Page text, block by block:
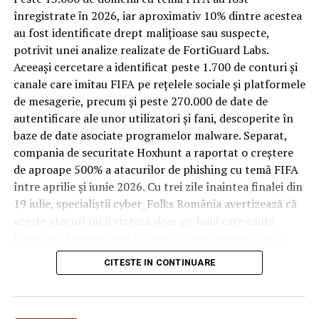
trece printr-un ciclu de utilizare intensă: oaspeți diferiți,
bagaje trase pe roți, curățenie zilnică, uneori mai multe
rezervări consecutive în aceeași săptămână. Această
frecvență ridicată de utilizare pune presiune reală pe
orice suprafață, iar pardoseala este printre primele
elemente afectate vizibil, mai ales în zona din jurul
patului și a ușii de acces.
În etapa de renovare sau construcție, administratorii
care iau în calcul mocheta trafic intenspentru zonele
cu rotație mare reduc riscul de uzură prematură și de
decolorare vizibilă în punctele de trecere frecventă. Este
o decizie care ține mai puțin de stil și mai mult de
după primele sezoane de utilizare intensă.
înregistrate ȋn 2026, iar aproximativ 10% dintre acestea
au fost identificate drept malițioase sau suspecte,
potrivit unei analize realizate de FortiGuard Labs.
Aceeași cercetare a identificat peste 1.700 de conturi și
canale care imitau FIFA pe rețelele sociale și platformele
de mesagerie, precum și peste 270.000 de date de
autentificare ale unor utilizatori și fani, descoperite în
baze de date asociate programelor malware. Separat,
compania de securitate Hoxhunt a raportat o creștere
de aproape 500% a atacurilor de phishing cu temă FIFA
între aprilie și iunie 2026. Cu trei zile înaintea finalei din
19 iulie, specialiștii cyber_Folks România avertizează că
conturile, dispozitivele și infrastructura digitală
utilizate de angajați.
CITESTE IN CONTINUARE